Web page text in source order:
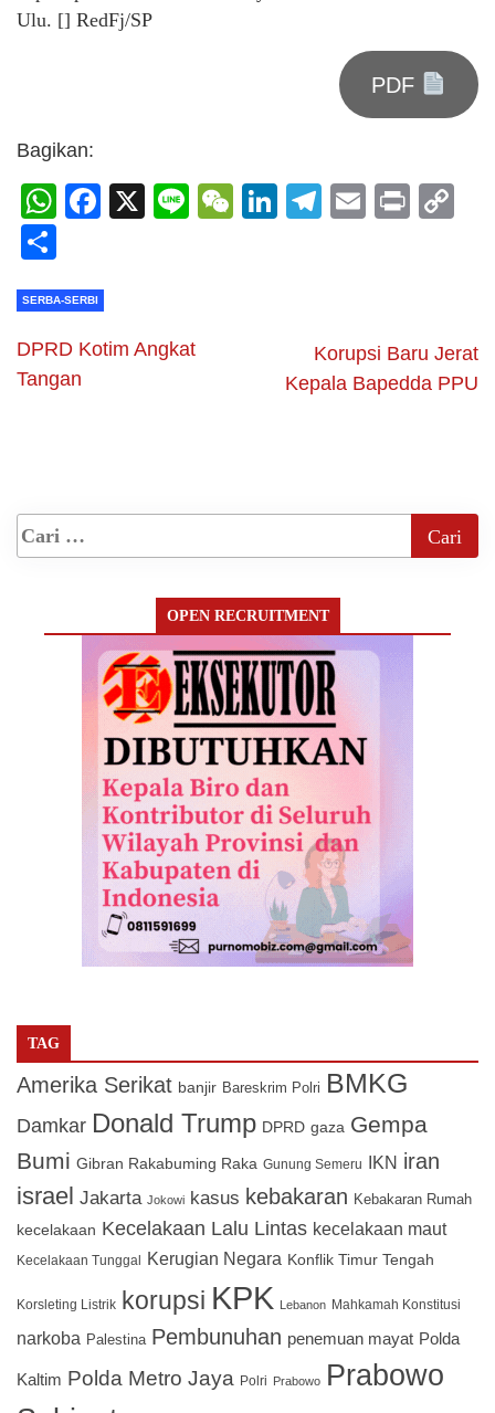
Ulu. [] RedFj/SP
PDF
Bagikan:
WhatsApp
Facebook
X LineWeChat
LinkedIn
Telegram
Email
Print
SERBA-SERBI
DPRD Kotim Angkat
Tangan
Korupsi Baru Jerat
Kepala Bapedda PPU
OPEN RECRUITMENT
TAG
Amerika Serikat banjir Bareskrim Polri BMKG
Damkar Donald Trump DPRD gaza Gempa
Bumi Gibran Rakabuming Raka Gunung Semeru IKN iran
israel Jakarta Jokowi kasus kebakaran Kebakaran Rumah
kecelakaan Kecelakaan Lalu Lintas kecelakaan maut
Kecelakaan Tunggal Kerugian Negara Konflik Timur Tengah
Korsleting Listrik korupsi KPK Lebanon Mahkamah Konstitusi
narkoba Palestina Pembunuhan penemuan mayat Polda
Kaltim Polda Metro Jaya Polri Prabowo Prabowo